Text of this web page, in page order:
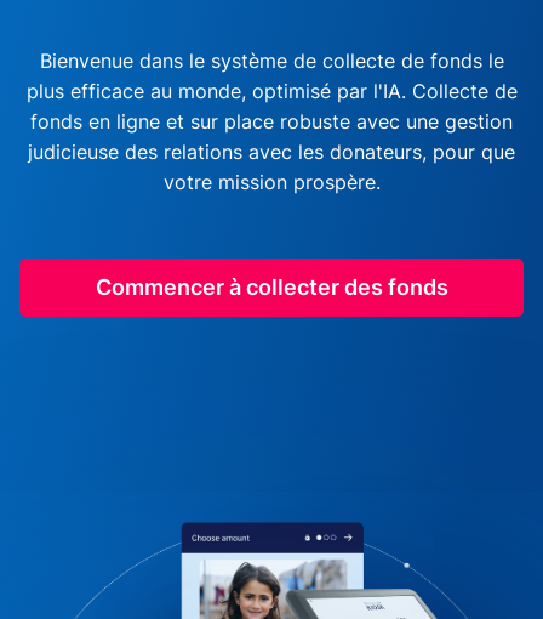
Bienvenue dans le système de collecte de fonds le
plus efficace au monde, optimisé par l'IA. Collecte de
fonds en ligne et sur place robuste avec une gestion
judicieuse des relations avec les donateurs, pour que
votre mission prospère.
Commencer à collecter des fonds